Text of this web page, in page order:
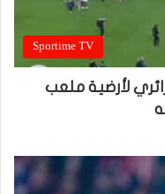
Sportime TV
لأرضية ملعب